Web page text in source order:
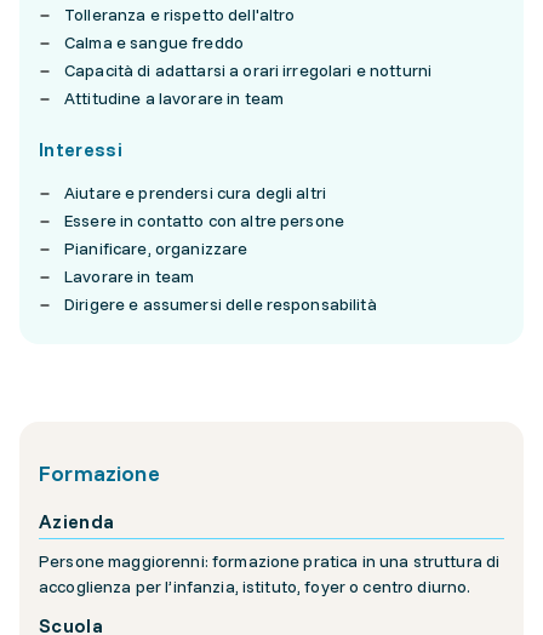
Tolleranza e rispetto dell'altro
Calma e sangue freddo
Capacità di adattarsi a orari irregolari e notturni
Attitudine a lavorare in team
Interessi
Aiutare e prendersi cura degli altri
Essere in contatto con altre persone
Pianificare, organizzare
Lavorare in team
Dirigere e assumersi delle responsabilità
Formazione
Azienda
Persone maggiorenni: formazione pratica in una struttura di
accoglienza per l’infanzia, istituto, foyer o centro diurno.
Scuola